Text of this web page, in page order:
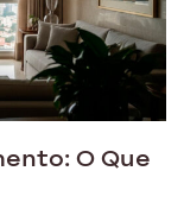
O Que